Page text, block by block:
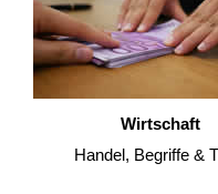
Wirtschaft
Handel, Begriffe &